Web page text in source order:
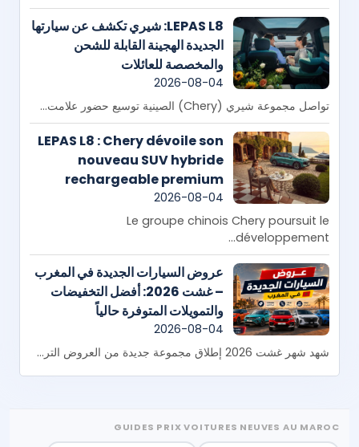
LEPAS L8: شيري تكشف عن سيارتها
الجديدة الهجينة القابلة للشحن
والمخصصة للعائلات
2026-08-04
تواصل مجموعة شيري (Chery) الصينية توسيع حضور علامت...
LEPAS L8 : Chery dévoile son
nouveau SUV hybride
rechargeable premium
destiné aux familles
2026-08-04
Le groupe chinois Chery poursuit le
développement...
عروض السيارات الجديدة في المغرب
– غشت 2026: أفضل التخفيضات
والتمويلات المتوفرة حالياً
2026-08-04
شهد شهر غشت 2026 إطلاق مجموعة جديدة من العروض التر...
GUIDES PRIX VOITURES NEUVES AU MAROC